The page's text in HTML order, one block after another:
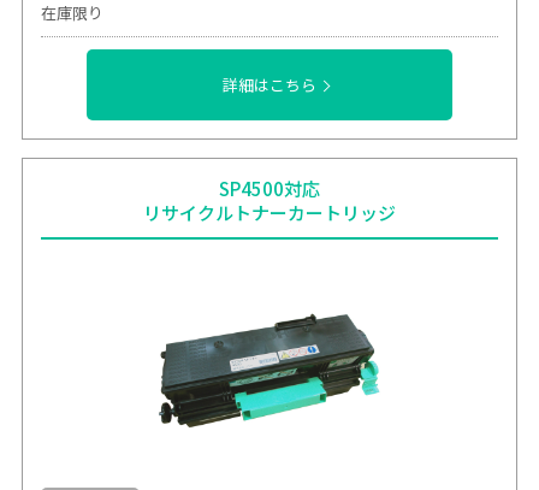
在庫限り
詳細はこちら
SP4500対応
リサイクルトナーカートリッジ